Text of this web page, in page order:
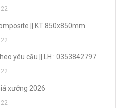
|| KT 850x850mm
yêu cầu || LH : 0353842797
xưởng 2026